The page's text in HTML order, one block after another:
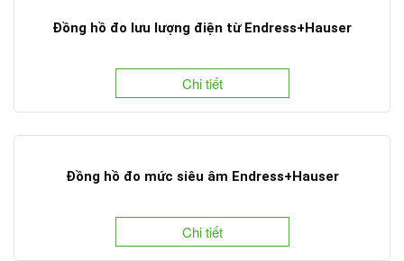
Đồng hồ đo lưu lượng điện từ Endress+Hauser
Chi tiết
Đồng hồ đo mức siêu âm Endress+Hauser
Chi tiết